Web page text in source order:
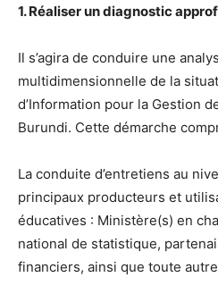
1. Réaliser un diagnostic
Il s’agira de conduire une
multidimensionnelle de la
d’Information pour la Gestion
Burundi. Cette démarche
La conduite d’entretiens au
principaux producteurs et
éducatives : Ministère(s) en
national de statistique,
financiers, ainsi que toute